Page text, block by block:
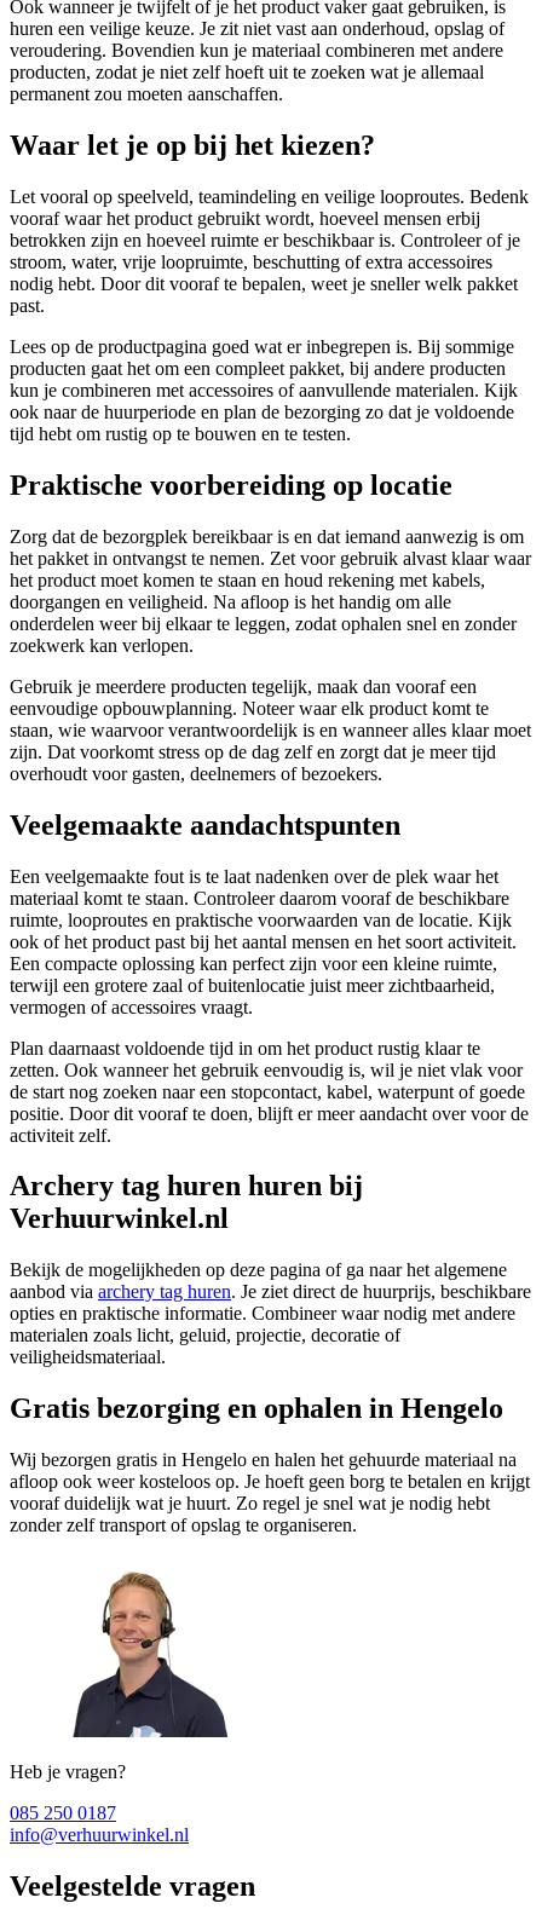
Ook wanneer je twijfelt of je het product vaker gaat gebruiken, is
huren een veilige keuze. Je zit niet vast aan onderhoud, opslag of
veroudering. Bovendien kun je materiaal combineren met andere
producten, zodat je niet zelf hoeft uit te zoeken wat je allemaal
permanent zou moeten aanschaffen.
Waar let je op bij het kiezen?
Let vooral op speelveld, teamindeling en veilige looproutes. Bedenk
vooraf waar het product gebruikt wordt, hoeveel mensen erbij
betrokken zijn en hoeveel ruimte er beschikbaar is. Controleer of je
stroom, water, vrije loopruimte, beschutting of extra accessoires
nodig hebt. Door dit vooraf te bepalen, weet je sneller welk pakket
past.
Lees op de productpagina goed wat er inbegrepen is. Bij sommige
producten gaat het om een compleet pakket, bij andere producten
kun je combineren met accessoires of aanvullende materialen. Kijk
ook naar de huurperiode en plan de bezorging zo dat je voldoende
tijd hebt om rustig op te bouwen en te testen.
Praktische voorbereiding op locatie
Zorg dat de bezorgplek bereikbaar is en dat iemand aanwezig is om
het pakket in ontvangst te nemen. Zet voor gebruik alvast klaar waar
het product moet komen te staan en houd rekening met kabels,
doorgangen en veiligheid. Na afloop is het handig om alle
onderdelen weer bij elkaar te leggen, zodat ophalen snel en zonder
zoekwerk kan verlopen.
Gebruik je meerdere producten tegelijk, maak dan vooraf een
eenvoudige opbouwplanning. Noteer waar elk product komt te
staan, wie waarvoor verantwoordelijk is en wanneer alles klaar moet
zijn. Dat voorkomt stress op de dag zelf en zorgt dat je meer tijd
overhoudt voor gasten, deelnemers of bezoekers.
Veelgemaakte aandachtspunten
Een veelgemaakte fout is te laat nadenken over de plek waar het
materiaal komt te staan. Controleer daarom vooraf de beschikbare
ruimte, looproutes en praktische voorwaarden van de locatie. Kijk
ook of het product past bij het aantal mensen en het soort activiteit.
Een compacte oplossing kan perfect zijn voor een kleine ruimte,
terwijl een grotere zaal of buitenlocatie juist meer zichtbaarheid,
vermogen of accessoires vraagt.
Plan daarnaast voldoende tijd in om het product rustig klaar te
zetten. Ook wanneer het gebruik eenvoudig is, wil je niet vlak voor
de start nog zoeken naar een stopcontact, kabel, waterpunt of goede
positie. Door dit vooraf te doen, blijft er meer aandacht over voor de
activiteit zelf.
Archery tag huren huren bij
Verhuurwinkel.nl
Bekijk de mogelijkheden op deze pagina of ga naar het algemene
aanbod via archery tag huren. Je ziet direct de huurprijs, beschikbare
opties en praktische informatie. Combineer waar nodig met andere
materialen zoals licht, geluid, projectie, decoratie of
veiligheidsmateriaal.
Gratis bezorging en ophalen in Hengelo
Wij bezorgen gratis in Hengelo en halen het gehuurde materiaal na
afloop ook weer kosteloos op. Je hoeft geen borg te betalen en krijgt
vooraf duidelijk wat je huurt. Zo regel je snel wat je nodig hebt
zonder zelf transport of opslag te organiseren.
Heb je vragen?
085 250 0187
info@verhuurwinkel.nl
Veelgestelde vragen